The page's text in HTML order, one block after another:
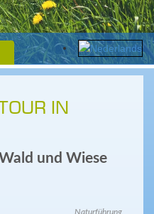
IN
und Wiese
Naturführung